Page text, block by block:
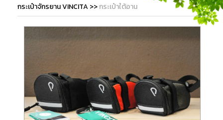
กระเป๋าจักรยาน VINCITA >>กระเป๋าใต้อาน